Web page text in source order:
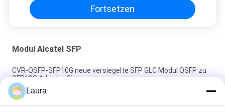
Fortsetzen
Modul Alcatel SFP
CVR-QSFP-SFP10G neue versiegelte SFP GLC Modul QSFP zu
SFP10G Adapter Cisco
Cisco CVR-QSFP-SFP10G SFP GLC-Modul QSFP-zu-SFP10G-
Adapter
Laura